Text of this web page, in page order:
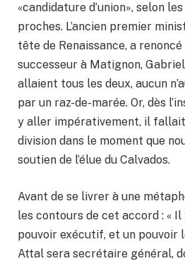
«candidature d’union», selon
proches. L’ancien premier
tête de Renaissance, a
successeur à Matignon, Gabriel
allaient tous les deux, aucun
par un raz-de-marée. Or, dès
y aller impérativement, il
division dans le moment que
soutien de l’élue du Calvados.
Avant de se livrer à une
les contours de cet accord : «
pouvoir exécutif, et un pouvoir
Attal sera secrétaire général,